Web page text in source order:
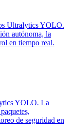
Ultralytics YOLO.
autónoma, la
en tiempo real.
YOLO. La
de seguridad en